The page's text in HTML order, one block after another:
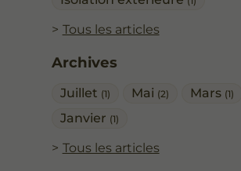
Tous les articles
Archives
Juillet (1) Mai (2) Mars (1)
Janvier (1)
Tous les articles